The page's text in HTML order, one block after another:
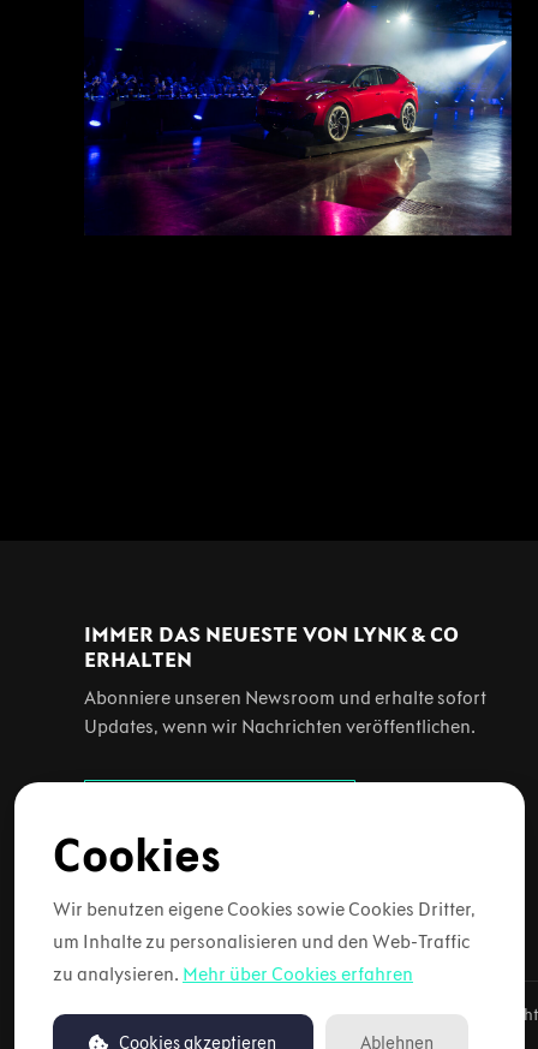
IMMER DAS NEUESTE VON LYNK & CO
ERHALTEN
Abonniere unseren Newsroom und erhalte sofort
Updates, wenn wir Nachrichten veröffentlichen.
Copyright © 2026 Lynk & Co. Alle
Cookies
Wir benutzen eigene Cookies sowie Cookies Dritter,
um Inhalte zu personalisieren und den Web-Traffic
zu analysieren. Mehr über Cookies erfahren
Cookies akzeptieren Ablehnen